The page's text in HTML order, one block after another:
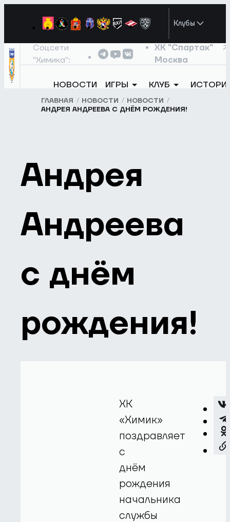
Клубы
Соцсети
"Химика":
ХК "Спартак"
Москва
НОВОСТИ ИГРЫ КЛУБ
ГЛАВНАЯ НОВОСТИ
НОВОСТИ
АНДРЕЯ АНДРЕЕВА С ДНЁМ РОЖДЕНИЯ!
Андрея
Андреева
с днём
рождения!
ХК
«Химик»
поздравляет
с
днём
рождения
начальника
службы